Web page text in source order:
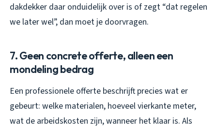
dakdekker daar onduidelijk over is of zegt “dat regelen
we later wel”, dan moet je doorvragen.
7. Geen concrete offerte, alleen een
mondeling bedrag
Een professionele offerte beschrijft precies wat er
gebeurt: welke materialen, hoeveel vierkante meter,
wat de arbeidskosten zijn, wanneer het klaar is. Als